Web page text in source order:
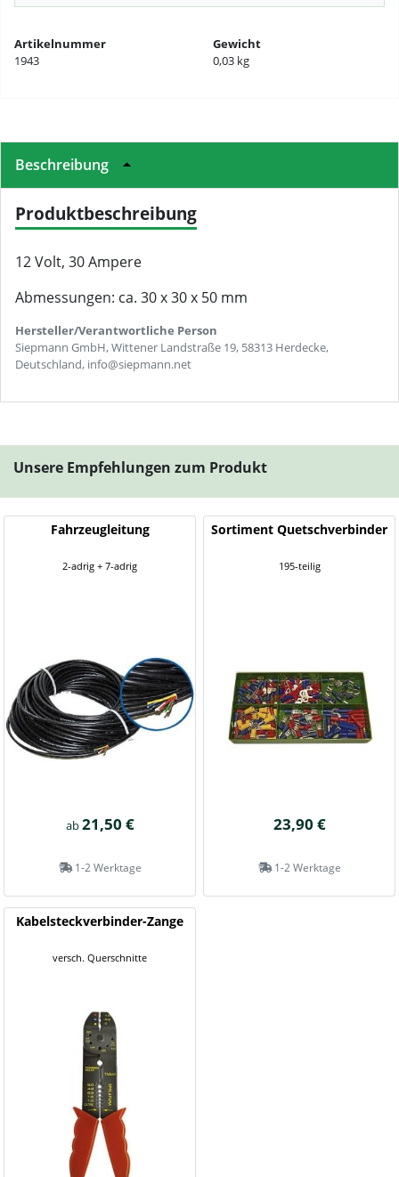
Artikelnummer
1943
Gewicht
0,03 kg
Beschreibung
Produktbeschreibung
12 Volt, 30 Ampere
Abmessungen: ca. 30 x 30 x 50 mm
Hersteller/Verantwortliche Person
Siepmann GmbH, Wittener Landstraße 19, 58313 Herdecke,
Deutschland, info@siepmann.net
Unsere Empfehlungen zum Produkt
Fahrzeugleitung
2-adrig + 7-adrig
ab21,50 €
1-2 Werktage
Sortiment Quetschverbinder
195-teilig
23,90 €
1-2 Werktage
Kabelsteckverbinder-Zange
versch. Querschnitte